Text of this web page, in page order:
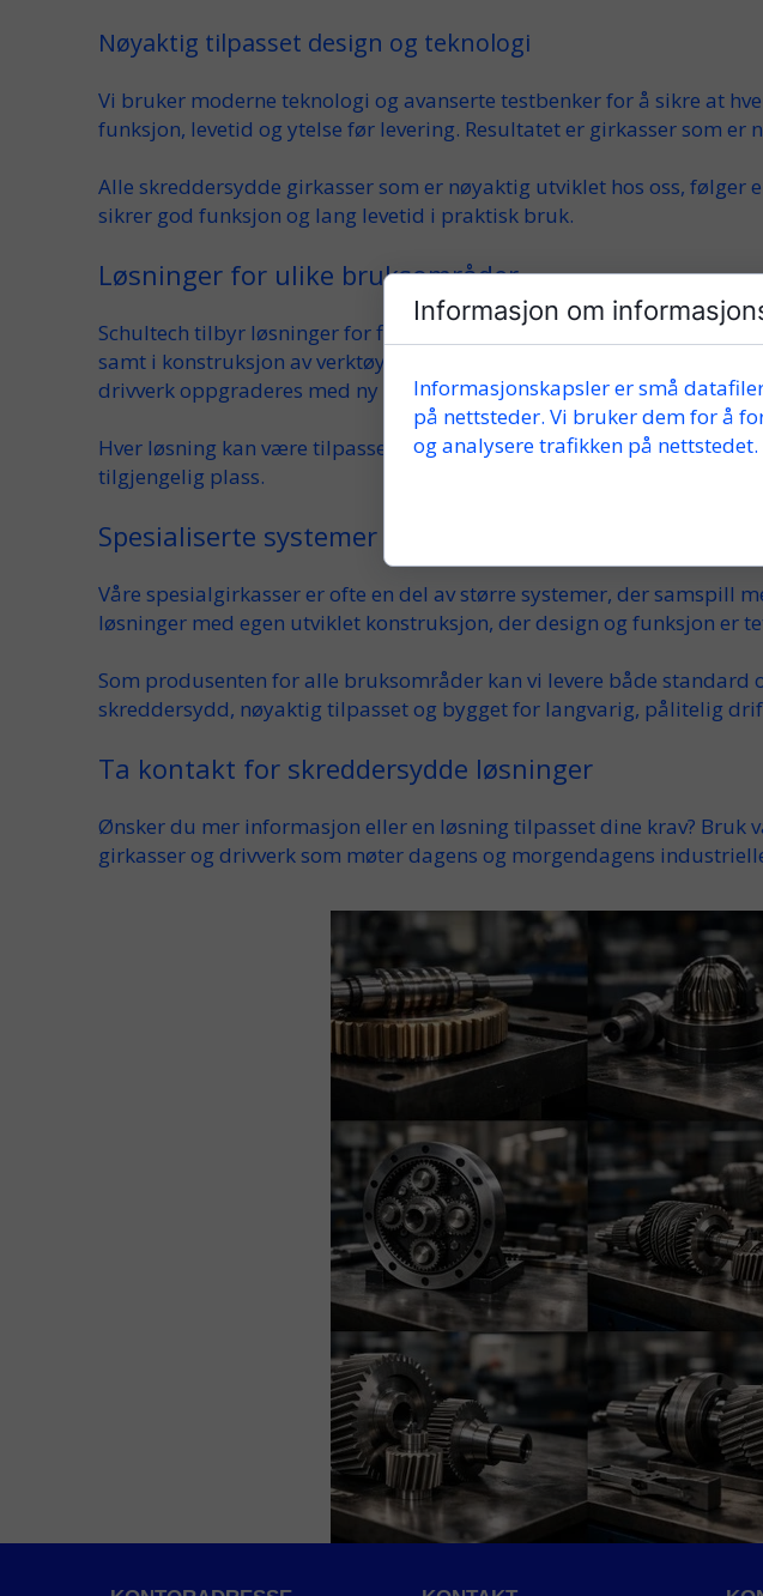
Nøyaktig tilpasset design og teknologi
Vi bruker moderne teknologi og avanserte testbenkerfor å sikre at
funksjon, levetid og ytelse før levering. Resultatet er girkasser som er
Alle skreddersydde girkasser som er nøyaktig utviklet hos oss, følger
sikrer god funksjon og lang levetid i praktisk bruk.
Løsninger for ulike bruksområder
Schultech tilbyr løsningerforflere bransjer og applikasjoner. Våre
samt i konstruksjon av verktøymaskiner
drivverkoppgraderes med ny kasseog forbedret ytelse.
Hver løsning kan være tilpasset både inngående ogutgåendelast,
tilgjengelig plass.
Spesialiserte systemer og egen utvikling
Våre spesialgirkasserer ofte en del av større systemer, der samspill
løsninger med egen utviklet konstruksjon, derdesign og funksjon er
Som produsenten for alle bruksområder kan vi levere både standard
skreddersydd, nøyaktig tilpassetog bygget for langvarig, pålitelig
Ta kontakt for skreddersydde løsninger
Ønsker du mer informasjon eller en løsning tilpasset dine krav? Bruk
girkasserog drivverk som møter dagens og morgendagens
Informasjon om
Informasjonskapsler er små
på nettsteder. Vi bruker dem for å
og analysere trafikken på nettstedet.